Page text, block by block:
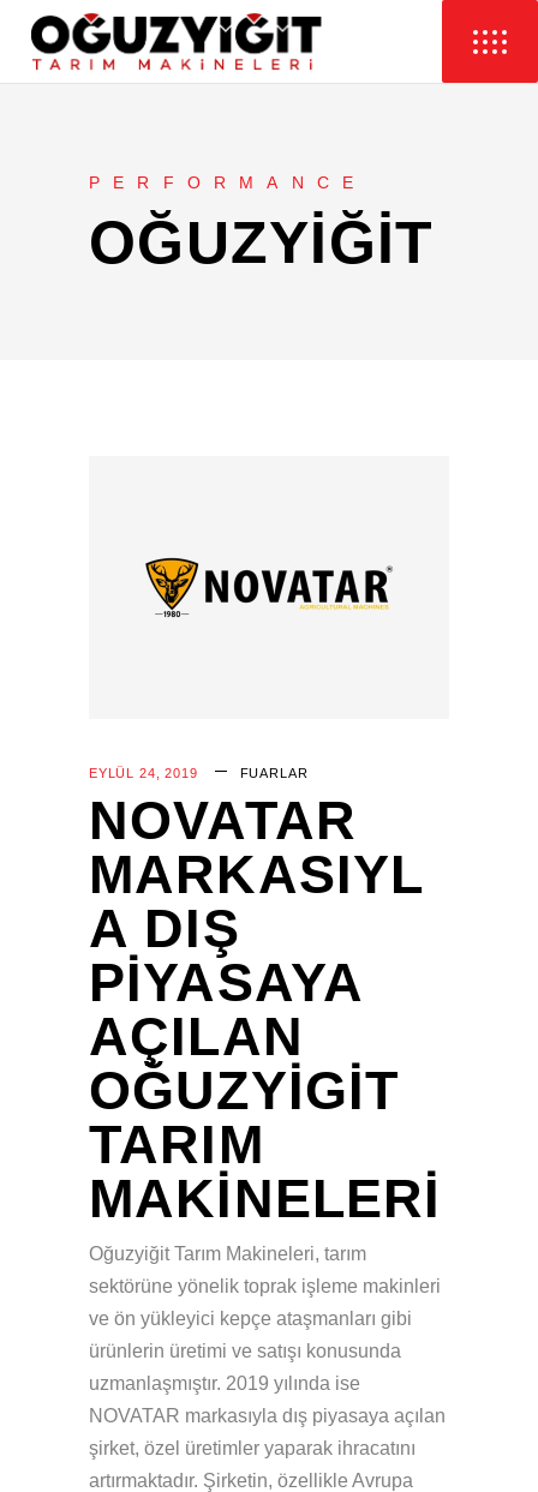
PERFORMANCE
OĞUZYIĞIT
EYLÜL 24, 2019 FUARLAR
NOVATAR
MARKASIYL
A DIŞ
PIYASAYA
AÇILAN
OĞUZYIGIT
TARIM
MAKINELERI
Oğuzyiğit Tarım Makineleri, tarım
sektörüne yönelik toprak işleme makinleri
ve ön yükleyici kepçe ataşmanları gibi
ürünlerin üretimi ve satışı konusunda
uzmanlaşmıştır. 2019 yılında ise
NOVATAR markasıyla dış piyasaya açılan
şirket, özel üretimler yaparak ihracatını
artırmaktadır. Şirketin, özellikle Avrupa